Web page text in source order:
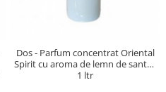
Dos - Parfum concentrat Oriental
Spirit cu aroma de lemn de santal,
1 ltr